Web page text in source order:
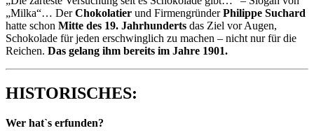
„Milka“… DerChokolatier und FirmengründerPhilippe Suchard
hatte schon Mitte des 19. Jahrhunderts das Ziel vor Augen,
Schokolade für jeden erschwinglich zu machen – nicht nur für die
Reichen. Das gelang ihm bereits im Jahre 1901.
HISTORISCHES:
Wer hat`s erfunden?